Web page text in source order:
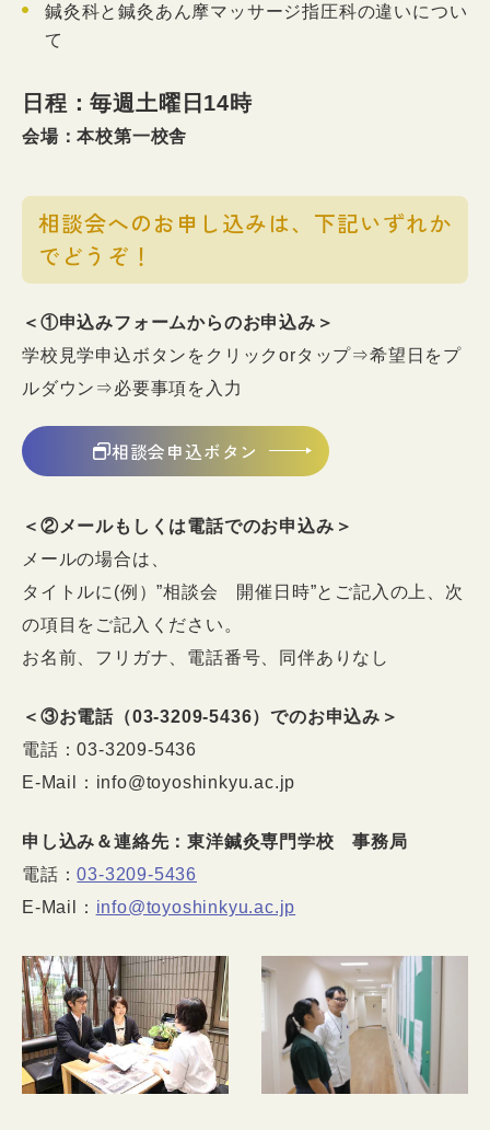
鍼灸科と鍼灸あん摩マッサージ指圧科の違いについ
て
日程：毎週土曜日 14時
会場：本校第一校舎
相談会へのお申し込みは、下記いずれか
でどうぞ！
＜①申込みフォームからのお申込み＞
学校見学申込ボタンをクリックorタップ⇒希望日をプ
ルダウン⇒必要事項を入力
相談会申込ボタン
＜②メールもしくは電話でのお申込み＞
メールの場合は、
タイトルに(例）”相談会 開催日時”とご記入の上、次
の項目をご記入ください。
お名前、フリガナ、電話番号、同伴ありなし
＜③お電話（03-3209-5436）でのお申込み＞
電話：03-3209-5436
E-Mail：info@toyoshinkyu.ac.jp
申し込み＆連絡先：東洋鍼灸専門学校 事務局
電話：03-3209-5436
E-Mail： info@toyoshinkyu.ac.jp